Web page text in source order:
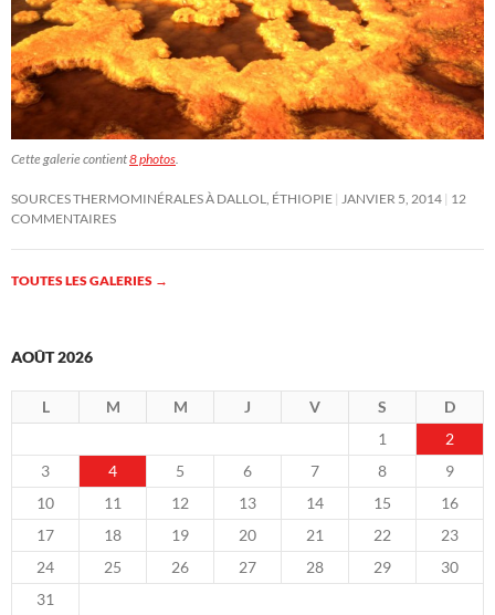
Cette galerie contient8 photos.
SOURCES THERMOMINÉRALES À DALLOL, ÉTHIOPIE JANVIER 5, 2014 12
COMMENTAIRES
TOUTES LES GALERIES →
AOÛT 2026
L M M J V S
D
1
2
3
4 5 6 7 8
9
10
11 12 13 14 15
16
17
18 19 20 21 22
23
24
25 26 27 28 29
30
31